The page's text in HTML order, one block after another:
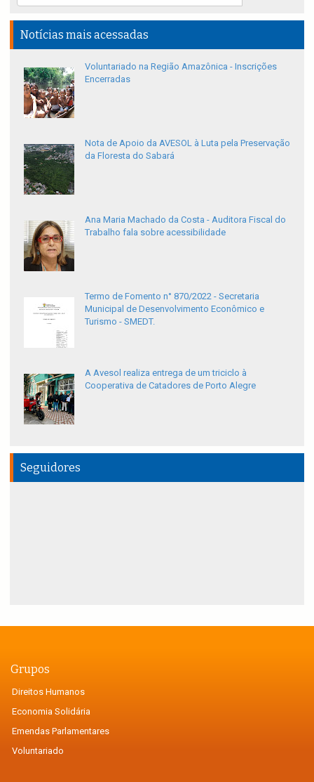
Notícias mais acessadas
Voluntariado na Região Amazônica - Inscrições
Encerradas
Nota de Apoio da AVESOL à Luta pela Preservação
da Floresta do Sabará
Ana Maria Machado da Costa - Auditora Fiscal do
Trabalho fala sobre acessibilidade
Termo de Fomento n° 870/2022 - Secretaria
Municipal de Desenvolvimento Econômico e
Turismo - SMEDT.
A Avesol realiza entrega de um triciclo à
Cooperativa de Catadores de Porto Alegre
Seguidores
Grupos
Direitos Humanos
Economia Solidária
Emendas Parlamentares
Voluntariado